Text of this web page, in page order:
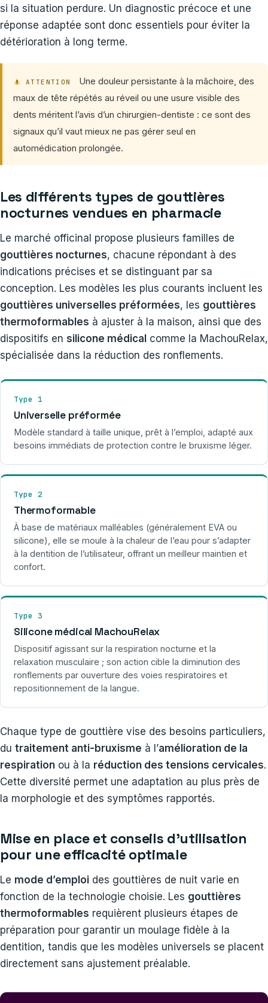
si la situation perdure. Un diagnostic précoce et une
réponse adaptée sont donc essentiels pour éviter la
détérioration à long terme.
ATTENTION
Une douleur persistante à la mâchoire, des
maux de tête répétés au réveil ou une usure visible des
dents méritent l’avis d’un chirurgien-dentiste : ce sont des
signaux qu’il vaut mieux ne pas gérer seul en
automédication prolongée.
Les différents types de gouttières
nocturnes vendues en pharmacie
Le marché officinal propose plusieurs familles de
gouttières nocturnes, chacune répondant à des
indications précises et se distinguant par sa
conception. Les modèles les plus courants incluent les
gouttières universelles préformées, les gouttières
thermoformables à ajuster à la maison, ainsi que des
dispositifs en silicone médical comme la MachouRelax,
spécialisée dans la réduction des ronflements.
Type 1
Universelle préformée
Modèle standard à taille unique, prêt à l’emploi, adapté aux
besoins immédiats de protection contre le bruxisme léger.
Type 2
Thermoformable
À base de matériaux malléables (généralement EVA ou
silicone), elle se moule à la chaleur de l’eau pour s’adapter
à la dentition de l’utilisateur, offrant un meilleur maintien et
confort.
Type 3
Silicone médical MachouRelax
Dispositif agissant sur la respiration nocturne et la
relaxation musculaire ; son action cible la diminution des
ronflements par ouverture des voies respiratoires et
repositionnement de la langue.
Chaque type de gouttière vise des besoins particuliers,
du traitement anti-bruxisme à l’amélioration de la
respiration ou à la réduction des tensions cervicales.
Cette diversité permet une adaptation au plus près de
la morphologie et des symptômes rapportés.
Mise en place et conseils d’utilisation
pour une efficacité optimale
Le mode d’emploi des gouttières de nuit varie en
fonction de la technologie choisie. Les gouttières
thermoformables requièrent plusieurs étapes de
préparation pour garantir un moulage fidèle à la
dentition, tandis que les modèles universels se placent
directement sans ajustement préalable.